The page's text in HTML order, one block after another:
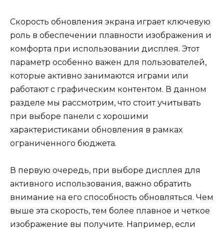
Скорость обновления экрана играет ключевую
роль в обеспечении плавности изображения и
комфорта при использовании дисплея. Этот
параметр особенно важен для пользователей,
которые активно занимаются играми или
работают с графическим контентом. В данном
разделе мы рассмотрим, что стоит учитывать
при выборе панели с хорошими
характеристиками обновления в рамках
ограниченного бюджета.
В первую очередь, при выборе дисплея для
активного использования, важно обратить
внимание на его способность обновляться. Чем
выше эта скорость, тем более плавное и четкое
изображение вы получите. Например, если